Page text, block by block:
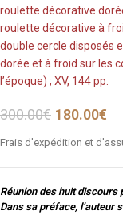
roulette décorative
roulette décorative à
double cercle disposés
dorée et à froid sur les
l’époque) ; XV, 144 pp.
300.00€ 180.00€
Frais d'expédition et
Réunion des huit discours
Dans sa préface, l’auteur